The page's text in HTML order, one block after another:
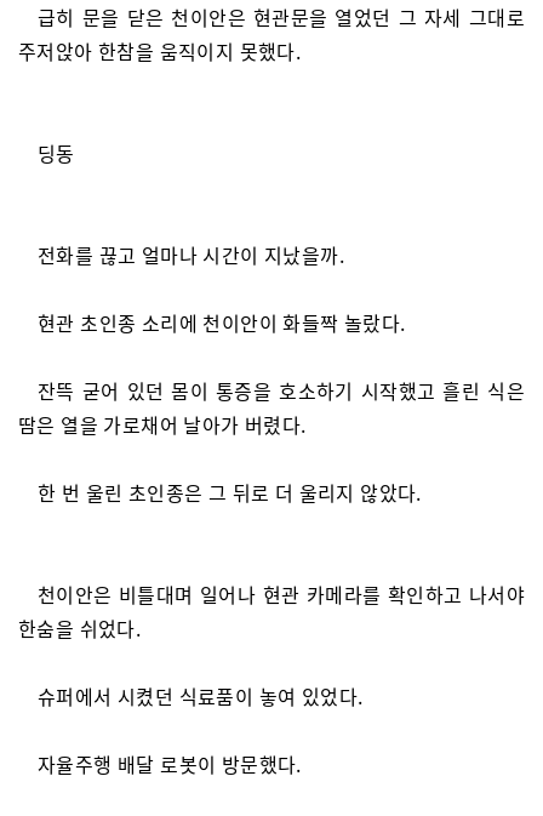
급히 문을 닫은 천이안은 현관문을 열었던 그 자세 그대로
주저앉아 한참을 움직이지 못했다.
딩동
전화를 끊고 얼마나 시간이 지났을까.
현관 초인종 소리에 천이안이 화들짝 놀랐다.
잔뜩 굳어 있던 몸이 통증을 호소하기 시작했고 흘린 식은
땀은 열을 가로채어 날아가 버렸다.
한 번 울린 초인종은 그 뒤로 더 울리지 않았다.
천이안은 비틀대며 일어나 현관 카메라를 확인하고 나서야
한숨을 쉬었다.
슈퍼에서 시켰던 식료품이 놓여 있었다.
자율주행 배달 로봇이 방문했다.